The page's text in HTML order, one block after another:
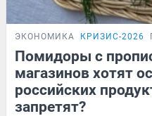
ЭКОНОМИКА КРИЗИС-2026
Помидоры с
магазинов хотят
российских
запретят?